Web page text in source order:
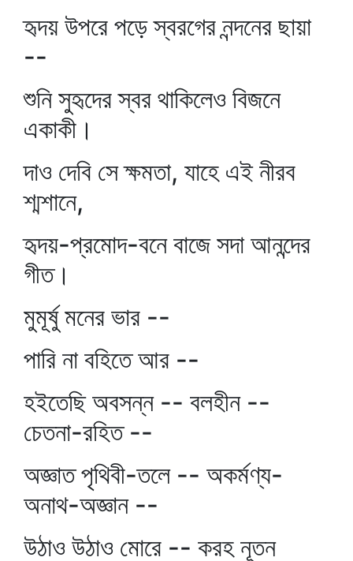
হৃদয় উপরে পড়ে স্বরগের নন্দনের ছায়া
--
শুনি সুহৃদের স্বর থাকিলেও বিজনে
একাকী।
দাও দেবি সে ক্ষমতা, যাহে এই নীরব
শ্মশানে,
হৃদয়-প্রমোদ-বনে বাজে সদা আনন্দের
গীত।
মুমূর্ষু মনের ভার --
পারি না বহিতে আর --
হইতেছি অবসন্ন -- বলহীন --
চেতনা-রহিত --
অজ্ঞাত পৃথিবী-তলে -- অকর্মণ্য-
অনাথ-অজ্ঞান --
উঠাও উঠাও মোরে -- করহ নূতন